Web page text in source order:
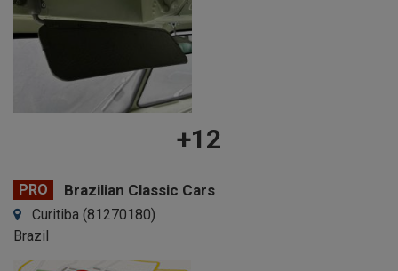
+12
PRO Brazilian Classic Cars
Curitiba (81270180)
Brazil